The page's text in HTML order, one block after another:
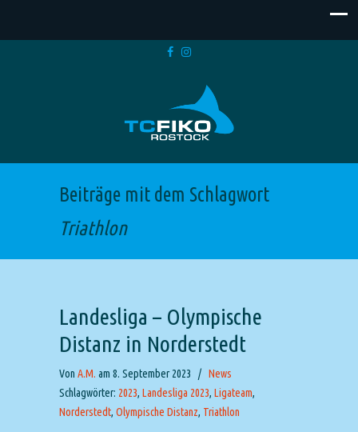
Beiträge mit dem Schlagwort
Triathlon
Landesliga – Olympische
Distanz in Norderstedt
Von A.M. am 8. September 2023 / News
Schlagwörter: 2023, Landesliga 2023, Ligateam,
Norderstedt, Olympische Distanz, Triathlon